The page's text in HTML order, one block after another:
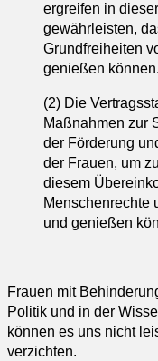
ergreifen in
gewährleisten,
Grundfreiheiten
genießen können.
(2) Die
Maßnahmen zur
der Förderung
der Frauen, um
diesem
Menschenrechte
und genießen
Frauen mit
Politik und in der
können es uns nicht
verzichten.